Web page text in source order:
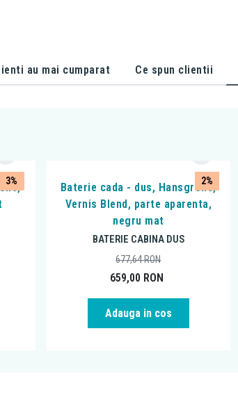
au mai cumparat Ce spun clientii
3% 2%
Baterie cada - dus, Hansgrohe,
Vernis Blend, parte aparenta,
negru mat
BATERIE CABINA DUS
659,00 RON
677,64RON
Adauga in cos